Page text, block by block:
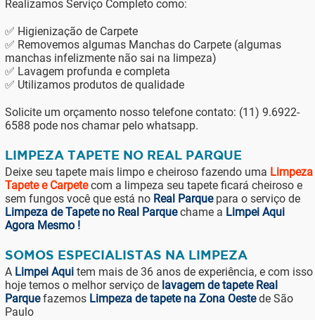
Realizamos Serviço Completo como:
✅ Higienização de Carpete
✅ Removemos algumas Manchas do Carpete (algumas
manchas infelizmente não sai na limpeza)
✅ Lavagem profunda e completa
✅ Utilizamos produtos de qualidade
Solicite um orçamento nosso telefone contato: (11) 9.6922-
6588 pode nos chamar pelo whatsapp.
LIMPEZA TAPETE NO REAL PARQUE
Deixe seu tapete mais limpo e cheiroso fazendo uma Limpeza
Tapete e Carpetecom a limpeza seu tapete ficará cheiroso e
sem fungos você que está no Real Parquepara o serviço de
Limpeza de Tapete no Real Parquechame a Limpei Aqui
Agora Mesmo !
SOMOS ESPECIALISTAS NA LIMPEZA
A Limpei Aquitem mais de 36 anos de experiência, e com isso
hoje temos o melhor serviço de lavagem de tapete Real
Parquefazemos Limpeza de tapete na Zona Oestede São
Paulo